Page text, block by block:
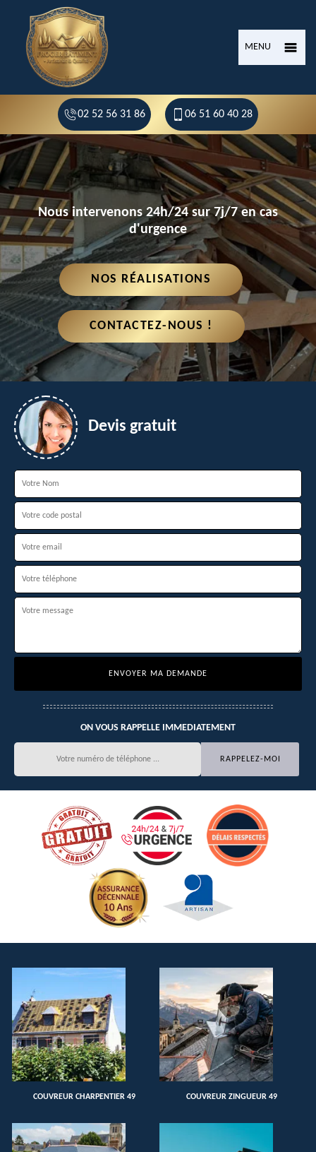
MENU
02 52 56 31 86 06 51 60 40 28
Nous intervenons 24h/24 sur 7j/7 en cas
d'urgence
NOS RÉALISATIONS
CONTACTEZ-NOUS !
Devis gratuit
ON VOUS RAPPELLE IMMEDIATEMENT
COUVREUR CHARPENTIER 49 COUVREUR ZINGUEUR 49